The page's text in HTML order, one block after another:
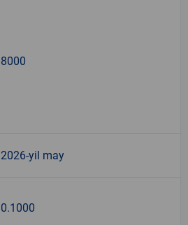
8000
2026-yil may
0.1000